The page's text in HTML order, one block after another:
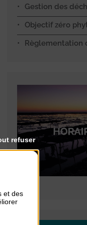
Gestion des
Objectif zéro
Règlementation
et des
refuser